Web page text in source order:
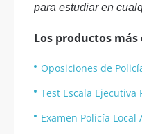
para estudiar en
Los productos más
Oposiciones de
Test Escala Ejecutiva
Examen Policía Local